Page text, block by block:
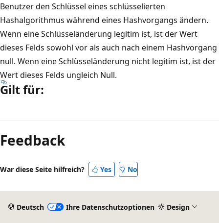
Benutzer den Schlüssel eines schlüsselierten
Hashalgorithmus während eines Hashvorgangs ändern.
Wenn eine Schlüsseländerung legitim ist, ist der Wert
dieses Felds sowohl vor als auch nach einem Hashvorgang
null. Wenn eine Schlüsseländerung nicht legitim ist, ist der
Wert dieses Felds ungleich Null.
Gilt für:
deaktiviert
Feedback
War diese Seite hilfreich? Yes No
Deutsch Ihre Datenschutzoptionen Design